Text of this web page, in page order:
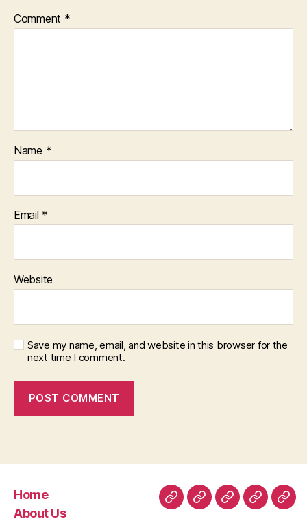
Comment *
Name *
Email *
Website
Save my name, email, and website in this browser for the
next time I comment.
Home
About Us
HomeAboutRoomFacilities